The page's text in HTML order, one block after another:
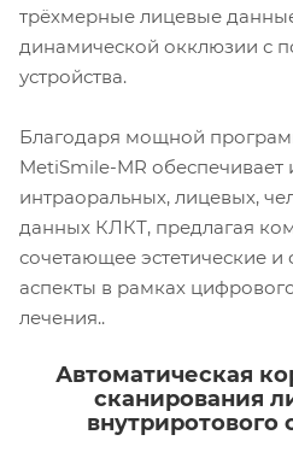
трёхмерные лицевые
динамической окклюзии с
устройства.
Благодаря мощной
MetiSmile-MR обеспечивает
интраоральных, лицевых,
данных КЛКТ, предлагая
сочетающее эстетические
аспекты в рамках
лечения..
Автоматическая
сканирования
внутриротового